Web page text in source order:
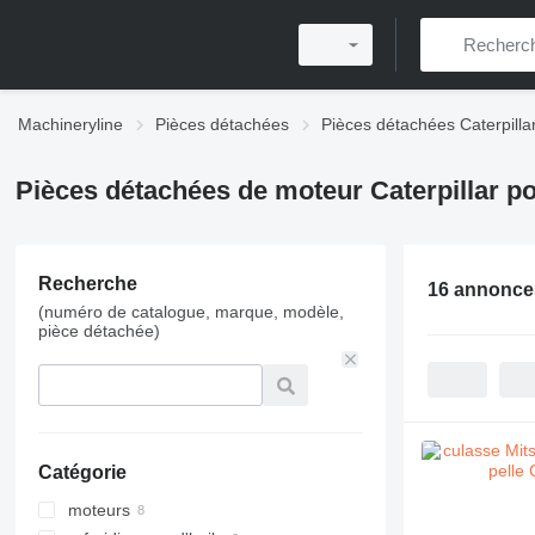
Machineryline Pièces détachées Pièces détachées
Pièces détachées de moteur Caterpillar
Recherche
(numéro de catalogue, marque, modèle,
pièce détachée)
Catégorie
moteurs
16